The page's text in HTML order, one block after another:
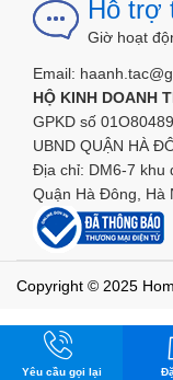
Yêu cầu gọi lại
Hỗ trợ
Giờ hoạt
Email:
HỘ KINH DOANH
GPKD số
UBND QUẬN HÀ
Địa chỉ: DM6-7 khu
Quận Hà Đông, Hà
Copyright © 2025